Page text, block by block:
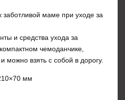
маме при уходе за
и средства ухода за
чемоданчике,
можно взять с собой в дорогу.
мм